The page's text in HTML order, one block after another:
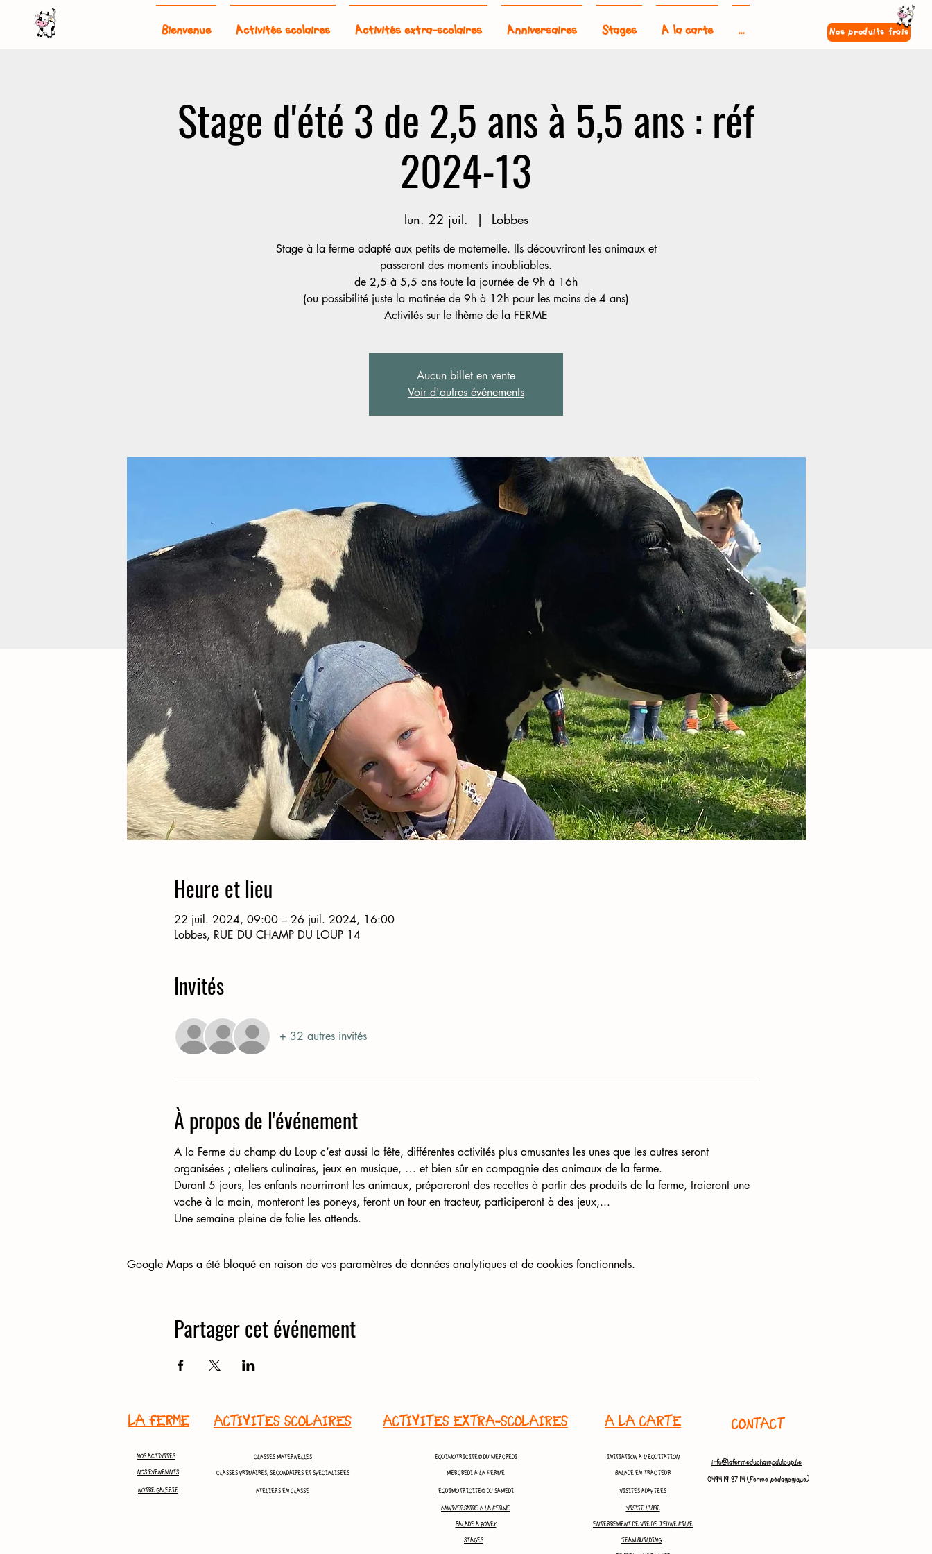
Bienvenue Activités scolaires Activités extra-scolaires Anniversaires Stages A la carte ... Nos produits frais
Stage d'été 3 de 2,5 ans à 5,5 ans : réf
2024-13
lun. 22 juil.
  |
Lobbes
Stage à la ferme adapté aux petits de maternelle. Ils découvriront les animaux et
passeront des moments inoubliables.
de 2,5 à 5,5 ans toute la journée de 9h à 16h
(ou possibilité juste la matinée de 9h à 12h pour les moins de 4 ans)
Activités sur le thème de la FERME
Aucun billet en vente
Voir d'autres événements
Heure et lieu
22 juil. 2024, 09:00 – 26 juil. 2024, 16:00
Lobbes, RUE DU CHAMP DU LOUP 14
Invités
+ 32 autres invités
À propos de l'événement
A la Ferme du champ du Loup c’est aussi la fête, différentes activités plus amusantes les unes que les autres seront
organisées ; ateliers culinaires, jeux en musique, … et bien sûr en compagnie des animaux de la ferme.
Durant 5 jours, les enfants nourrirront les animaux, prépareront des recettes à partir des produits de la ferme, traieront une
vache à la main, monteront les poneys, feront un tour en tracteur, participeront à des jeux,...
Une semaine pleine de folie les attends.
Google Maps a été bloqué en raison de vos paramètres de données analytiques et de cookies fonctionnels.
Partager cet événement
LA FERME
NOS ACTIVITÉS
NOS EVENEMNTS
NOTRE GALERIE
ACTIVITES SCOLAIRES
CLASSES MATERNELLES
CLASSES PRIMAIRES, SECONDAIRES ET SPECIALISEES
ATELIERS EN CLASSE
ACTIVITES EXTRA-SCOLAIRES
EQUIMOTRICITE© DU MERCREDI
MERCREDI A LA FERME
EQUIMOTRICITE© DU SAMEDI
ANNIVERSAIRE A LA FERME
BALADE A PONEY
STAGES
A LA CARTE
INITIATION A L'EQUITATION
BALADE EN TRACTEUR
CONTACT
info@lafermeduchampduloup.be
0494 19 87 14 (Ferme pédagogique)
VISITES ADAPTEES
VISITE LIBRE
ENTERREMENT DE VIE DE JEUNE FILLE
TEAM BUILDING